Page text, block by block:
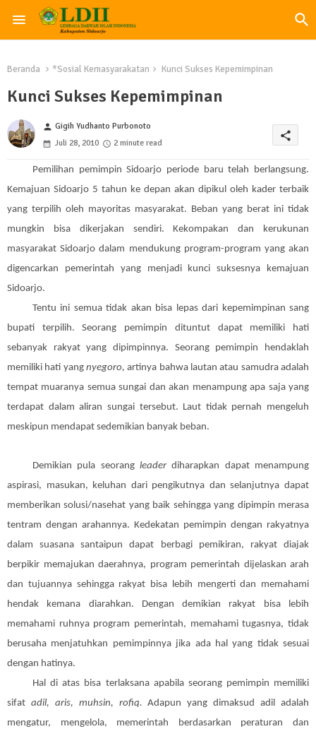
Beranda *Sosial Kemasyarakatan Kunci Sukses Kepemimpinan
Kunci Sukses Kepemimpinan
person Gigih Yudhanto Purbonoto
Juli 28, 2010
2 minute read
share
Pemilihan pemimpin Sidoarjo periode baru telah berlangsung.
Kemajuan Sidoarjo 5 tahun ke depan akan dipikul oleh kader terbaik
yang terpilih oleh mayoritas masyarakat. Beban yang berat ini tidak
mungkin bisa dikerjakan sendiri. Kekompakan dan kerukunan
masyarakat Sidoarjo dalam mendukung program-program yang akan
digencarkan pemerintah yang menjadi kunci suksesnya kemajuan
Sidoarjo.
Tentu ini semua tidak akan bisa lepas dari kepemimpinan sang
bupati terpilih. Seorang pemimpin dituntut dapat memiliki hati
sebanyak rakyat yang dipimpinnya. Seorang pemimpin hendaklah
memiliki hati yang nyegoro,artinya bahwa lautan atau samudra adalah
tempat muaranya semua sungai dan akan menampung apa saja yang
terdapat dalam aliran sungai tersebut. Laut tidak pernah mengeluh
meskipun mendapat sedemikian banyak beban.
Demikian pula seorang leaderdiharapkan dapat menampung
aspirasi, masukan, keluhan dari pengikutnya dan selanjutnya dapat
memberikan solusi/nasehat yang baik sehingga yang dipimpin merasa
tentram dengan arahannya. Kedekatan pemimpin dengan rakyatnya
dalam suasana santaipun dapat berbagi pemikiran, rakyat diajak
berpikir memajukan daerahnya, program pemerintah dijelaskan arah
dan tujuannya sehingga rakyat bisa lebih mengerti dan memahami
hendak kemana diarahkan. Dengan demikian rakyat bisa lebih
memahami ruhnya program pemerintah, memahami tugasnya, tidak
berusaha menjatuhkan pemimpinnya jika ada hal yang tidak sesuai
dengan hatinya.
Hal di atas bisa terlaksana apabila seorang pemimpin memiliki
sifat adil, aris, muhsin, rofiq.Adapun yang dimaksud adil adalah
mengatur, mengelola, memerintah berdasarkan peraturan dan